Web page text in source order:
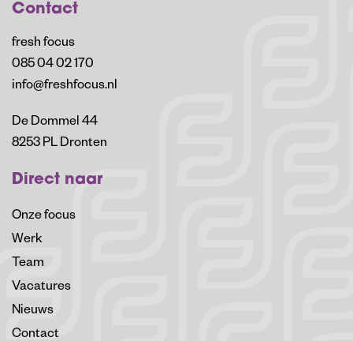
Contact
fresh focus
085 04 02 170
info@freshfocus.nl
De Dommel 44
8253 PL Dronten
Direct naar
Onze focus
Werk
Team
Vacatures
Nieuws
Contact